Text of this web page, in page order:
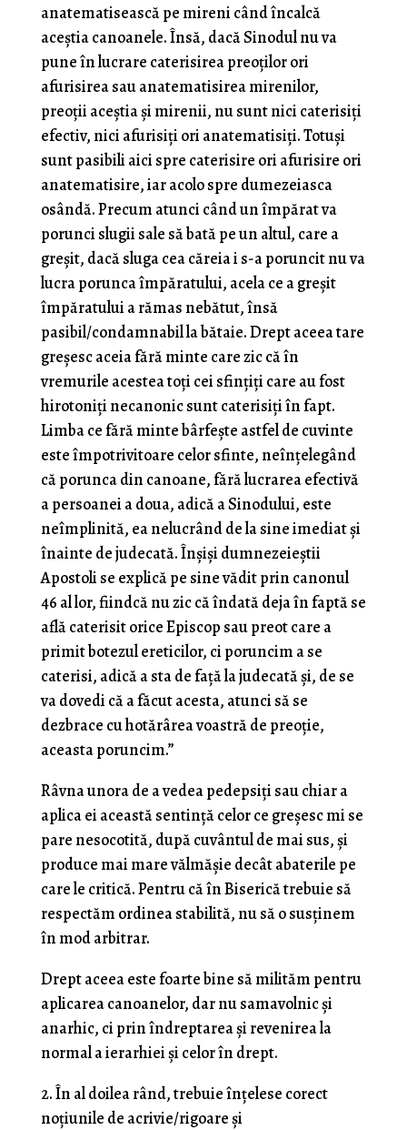
anatematisească pe mireni când încalcă
aceștia canoanele. Însă, dacă Sinodul nu va
pune în lucrare caterisirea preoţilor ori
afurisirea sau anatematisirea mirenilor,
preoţii aceştia şi mirenii, nu sunt nici caterisiţi
efectiv, nici afurisiţi ori anatematisiţi. Totuși
sunt pasibili aici spre caterisire ori afurisire ori
anatematisire, iar acolo spre dumezeiasca
osândă. Precum atunci când un împărat va
porunci slugii sale să bată pe un altul, care a
greşit, dacă sluga cea căreia i s-a poruncit nu va
lucra porunca împăratului, acela ce a greşit
împăratului a rămas nebătut, însă
pasibil/condamnabil la bătaie. Drept aceea tare
greşesc aceia fără minte care zic că în
vremurile acestea toţi cei sfinţiţi care au fost
hirotoniți necanonic sunt caterisiţi în fapt.
Limba ce fără minte bârfește astfel de cuvinte
este împotrivitoare celor sfinte, neînţelegând
că porunca din canoane, fără lucrarea efectivă
a persoanei a doua, adică a Sinodului, este
neîmplinită, ea nelucrând de la sine imediat şi
înainte de judecată. Înșişi dumnezeieştii
Apostoli se explică pe sine vădit prin canonul
46 al lor, fiindcă nu zic că îndată deja în faptă se
află caterisit orice Episcop sau preot care a
primit botezul ereticilor, ci poruncim a se
caterisi, adică a sta de faţă la judecată şi, de se
va dovedi că a făcut acesta, atunci să se
dezbrace cu hotărârea voastră de preoţie,
aceasta poruncim.”
Râvna unora de a vedea pedepsiți sau chiar a
aplica ei această sentință celor ce greșesc mi se
pare nesocotită, după cuvântul de mai sus, și
produce mai mare vălmășie decât abaterile pe
care le critică. Pentru că în Biserică trebuie să
respectăm ordinea stabilită, nu să o susținem
în mod arbitrar.
Drept aceea este foarte bine să milităm pentru
aplicarea canoanelor, dar nu samavolnic și
anarhic, ci prin îndreptarea și revenirea la
normal a ierarhiei și celor în drept.
2. În al doilea rând, trebuie înțelese corect
noțiunile de acrivie/rigoare și